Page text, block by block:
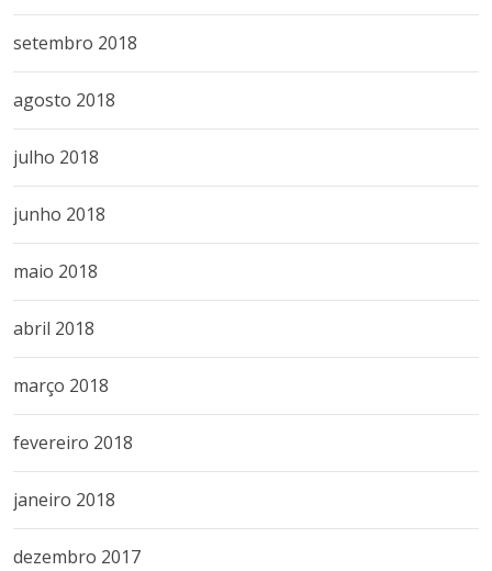
setembro 2018
agosto 2018
julho 2018
junho 2018
maio 2018
abril 2018
março 2018
fevereiro 2018
janeiro 2018
dezembro 2017